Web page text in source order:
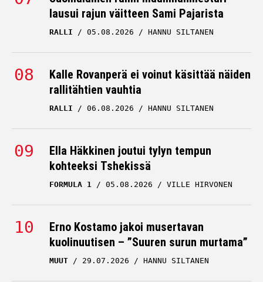
lausui rajun väitteen Sami Pajarista
RALLI 05.08.2026 HANNU SILTANEN
Kalle Rovanperä ei voinut käsittää näiden
rallitähtien vauhtia
RALLI 06.08.2026 HANNU SILTANEN
Ella Häkkinen joutui tylyn tempun
kohteeksi Tshekissä
FORMULA 1 05.08.2026 VILLE HIRVONEN
Erno Kostamo jakoi musertavan
kuolinuutisen – ”Suuren surun murtama”
MUUT 29.07.2026 HANNU SILTANEN